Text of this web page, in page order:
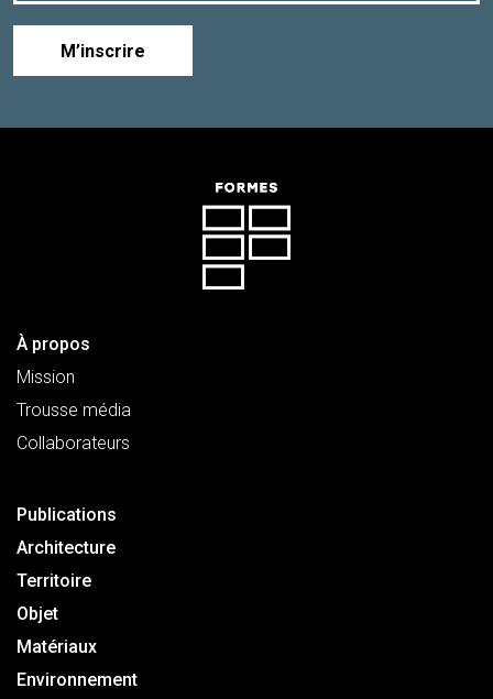
M’inscrire
À propos
Mission
Trousse média
Collaborateurs
Publications
Architecture
Territoire
Objet
Matériaux
Environnement